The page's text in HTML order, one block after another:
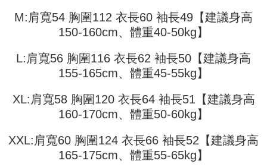
akan mengarahkan anda secara automatik ke proses transaksi OP Pay
Later selepas pesanan dibuat. Anda perlu mengesahkan nombor telefon
mudah alih anda, memilih bilangan ansuran, dan menetapkan tarikh
akhir pembayaran. Transaksi akan dianggap selesai setelah pembayaran
disahkan.
yang dikenakan adalah tertakluk kepada maklumat yang dinyatakan
pada halaman pengesahan transaksi seterusnya.
dibuat, atau jika permohonan gagal dalam proses semakan, pesanan
akan dibatalkan secara automatik. Jika permohonan gagal pada
peringkat "semakan manual", ini bermakna kriteria pemarkahan sistem
pengesahan AFTEE akan muncul.
2. Anda boleh meneruskan pembayaran selepas pengesahan SMS.
3. Tiada bayaran diperlukan apabila pesanan disahkan. Produk akan
4. Setelah pesanan disahkan, anda akan menerima SMS pembayaran
manakala ahli aplikasi akan menerima pemberitahuan tolak aplikasi
pembayaran di empat kedai serbaneka utama, ATM atau perbankan
dalam talian dengan SMS pembayaran atau pemberitahuan tolak aplikasi
Sila ambil perhatian bahawa tempoh pembayaran adalah 14 hari. Walau
bagaimanapun, bagi mereka yang telah memuat turun Aplikasi AFTEE
dan mendaftar sebagai ahli AFTEE boleh menikmati tempoh pembayaran
Pilihan Penghantaran
NT$45/pesanan
NT$45/pesanan
NT$45/pesanan | Penghantaran percuma untuk pesanan
NT$499 atau lebih
M:肩寬54 胸圍112 衣長60 袖長49【建議身高
150-160cm、體重40-50kg】
L:肩寬56 胸圍116 衣長62 袖長50【建議身高
155-165cm、體重45-55kg】
XL:肩寬58 胸圍120 衣長64 袖長51【建議身高
160-170cm、體重50-60kg】
XXL:肩寬60 胸圍124 衣長66 袖長52【建議身高
165-175cm、體重55-65kg】